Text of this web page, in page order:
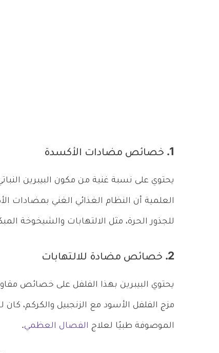
1. خصائص مضادات الأكسدة
يحتوي على نسبة غنية من مكون البيبرين
العلمية أن النظام الغذائي الغني بمضادات
للجذور الحرة، مثل الالتهابات والشيخوخة
2. خصائص مضادة للالتهابات
يحتوي البيبرين بهذا الفلفل على خصائص
مزج الفلفل الأسود مع الزنجبيل والكركم، كان
الموصوفة طبيًا لعلاج الفصال العظمي.